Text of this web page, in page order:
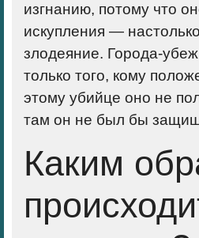
изгнанию, потому что
искупления —
злодеяние. Города-
только того, кому
этому убийце оно не
там он не был бы
Каким